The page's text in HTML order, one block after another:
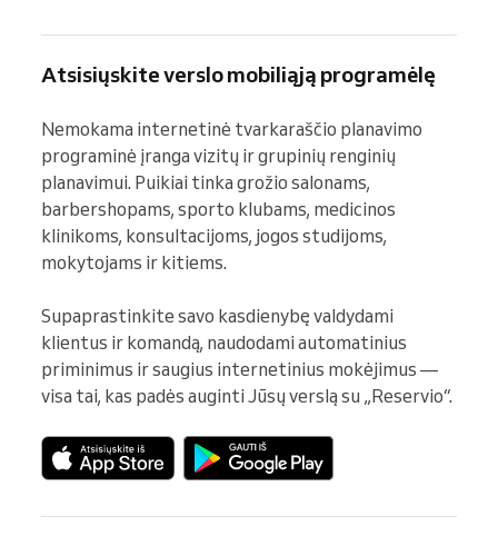
Atsisiųskite verslo mobiliąją programėlę
Nemokama internetinė tvarkaraščio planavimo
programinė įranga vizitų ir grupinių renginių
planavimui. Puikiai tinka grožio salonams,
barbershopams, sporto klubams, medicinos
klinikoms, konsultacijoms, jogos studijoms,
mokytojams ir kitiems.
Supaprastinkite savo kasdienybę valdydami
klientus ir komandą, naudodami automatinius
priminimus ir saugius internetinius mokėjimus —
visa tai, kas padės auginti Jūsų verslą su „Reservio“.